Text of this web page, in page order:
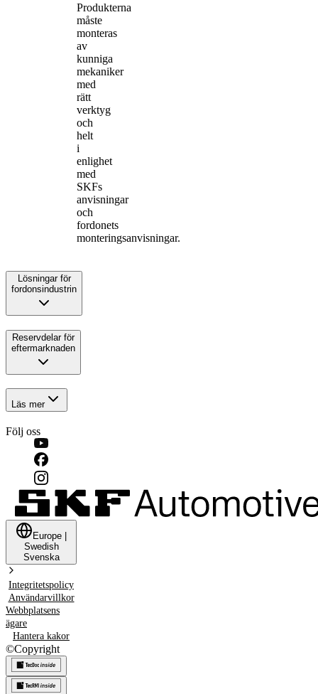
Produkterna
måste
monteras
av
kunniga
mekaniker
med
rätt
verktyg
och
helt
i
enlighet
med
SKFs
anvisningar
och
fordonets
monteringsanvisningar.
Lösningar för
fordonsindustrin
Reservdelar för
eftermarknaden
Läs mer
Följ oss
Europe
Swedish
Svenska
Integritetspolicy
Användarvillkor
Webbplatsens
ägare
Hantera kakor
©Copyright